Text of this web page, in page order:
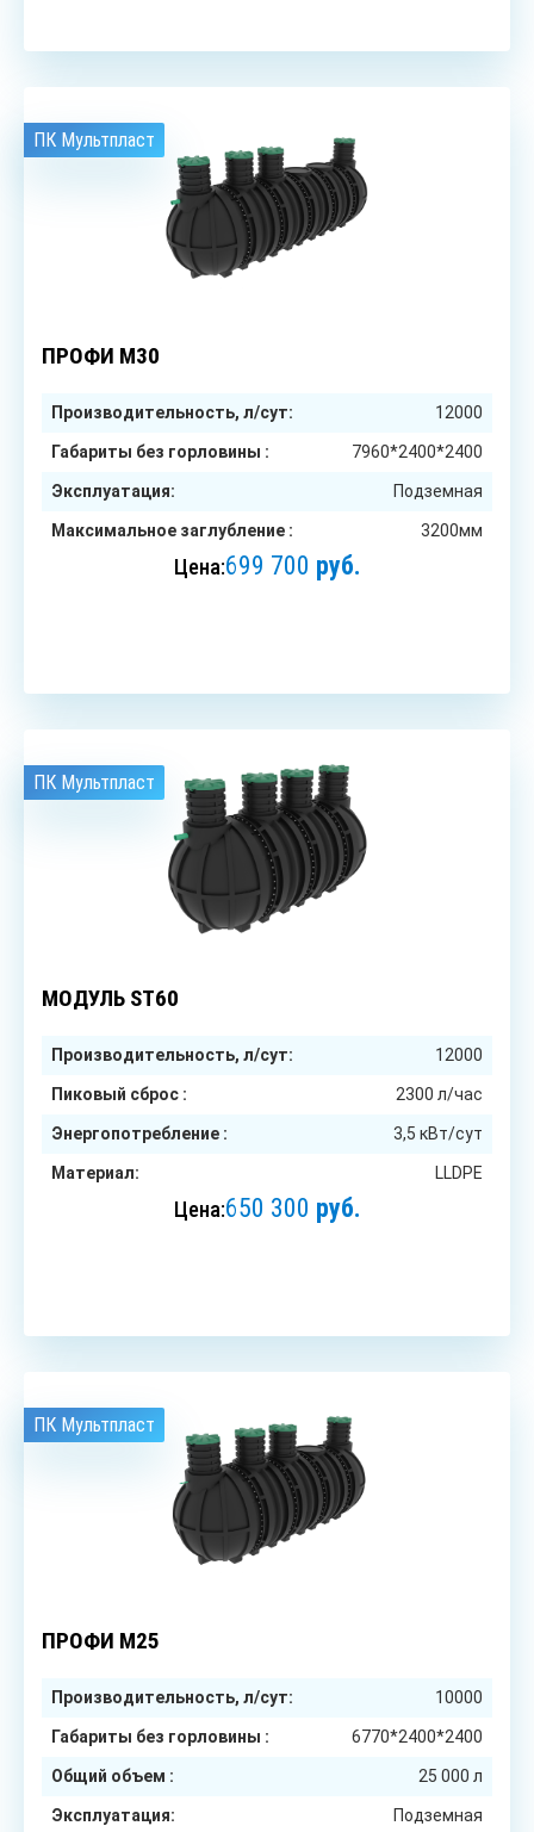
ПК Мультпласт
ПРОФИ М30
Производительность, л/сут: 12000
Габариты без горловины : 7960*2400*2400
Эксплуатация: Подземная
Максимальное заглубление : 3200мм
Цена:699 700 руб.
ПК Мультпласт
МОДУЛЬ ST60
Производительность, л/сут: 12000
Пиковый сброс : 2300 л/час
Энергопотребление : 3,5 кВт/сут
Материал: LLDPE
Цена:650 300 руб.
ПК Мультпласт
ПРОФИ М25
Производительность, л/сут: 10000
Габариты без горловины : 6770*2400*2400
Общий объем : 25 000 л
Эксплуатация: Подземная